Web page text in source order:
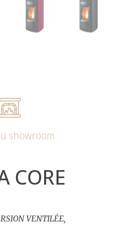
showroom
CORE
VENTILÉE,